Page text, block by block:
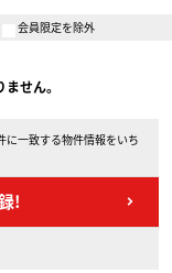
会員限定を除外
せん。
に一致する物件情報をいち
!